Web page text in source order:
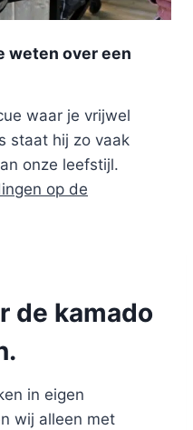
weten over een
waar je vrijwel
staat hij zo vaak
onze leefstijl.
op de
de kamado
in eigen
wij alleen met